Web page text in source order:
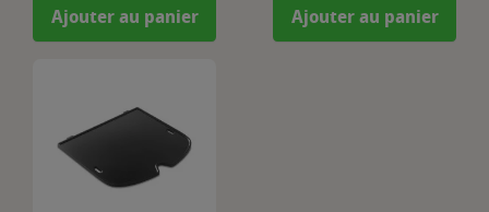
Ajouter au panier Ajouter au panier